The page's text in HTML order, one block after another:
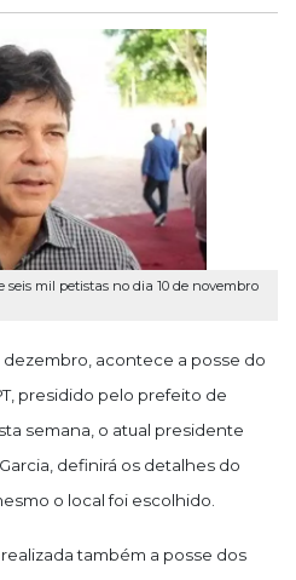
mil petistas no dia 10 de novembro
dezembro, acontece a posse do
presidido pelo prefeito de
semana, o atual presidente
definirá os detalhes do
o local foi escolhido.
realizada também a posse dos